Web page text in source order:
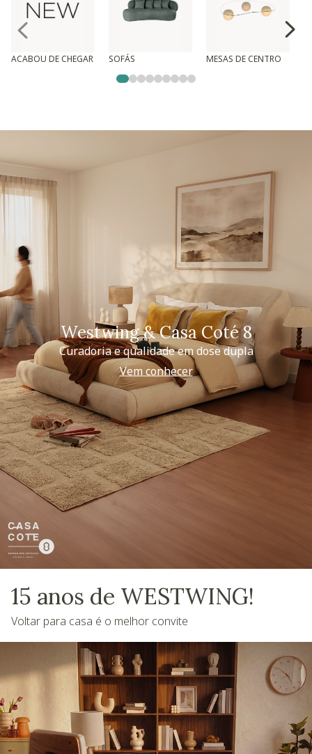
ACABOU DE CHEGAR SOFÁS MESAS DE CENTRO
Westwing & Casa Coté 8
Curadoria e qualidade em dose dupla
Vem conhecer
15 anos de WESTWING!
Voltar para casa é o melhor convite